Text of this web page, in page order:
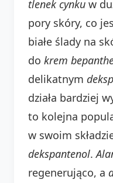
tlenek cynku w
pory skóry, co
białe ślady na
do krem
delikatnym
działa bardziej
to kolejna
w swoim
dekspantenol.
regenerująco, a